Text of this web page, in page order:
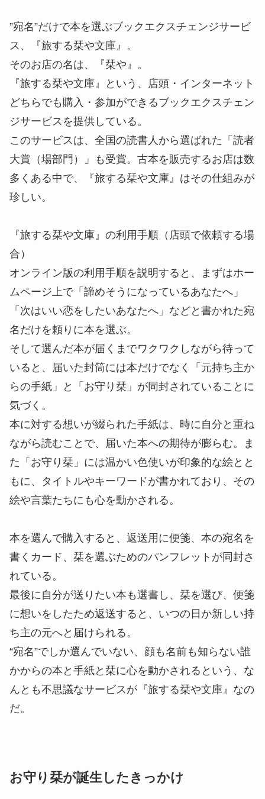
”宛名”だけで本を選ぶブックエクスチェンジサービ
ス、『旅する栞や文庫』。
そのお店の名は、『栞や』。
『旅する栞や文庫』という、店頭・インターネット
どちらでも購入・参加ができるブックエクスチェン
ジサービスを提供している。
このサービスは、全国の読書人から選ばれた「読者
大賞（場部門）」も受賞。古本を販売するお店は数
多くある中で、『旅する栞や文庫』はその仕組みが
珍しい。
『旅する栞や文庫』の利用手順（店頭で依頼する場
合）
オンライン版の利用手順を説明すると、まずはホー
ムページ上で「諦めそうになっているあなたへ」
「次はいい恋をしたいあなたへ」などと書かれた宛
名だけを頼りに本を選ぶ。
そして選んだ本が届くまでワクワクしながら待って
いると、届いた封筒には本だけでなく「元持ち主か
らの手紙」と「お守り栞」が同封されていることに
気づく。
本に対する想いが綴られた手紙は、時に自分と重ね
ながら読むことで、届いた本への期待が膨らむ。ま
た「お守り栞」には温かい色使いが印象的な絵とと
もに、タイトルやキーワードが書かれており、その
絵や言葉たちにも心を動かされる。
本を選んで購入すると、返送用に便箋、本の宛名を
書くカード、栞を選ぶためのパンフレットが同封さ
れている。
最後に自分が送りたい本も選書し、栞を選び、便箋
に想いをしたため返送すると、いつの日か新しい持
ち主の元へと届けられる。
“宛名”でしか選んでいない、顔も名前も知らない誰
かからの本と手紙と栞に心を動かされるという、な
んとも不思議なサービスが『旅する栞や文庫』なの
だ。
お守り栞が誕生したきっかけ